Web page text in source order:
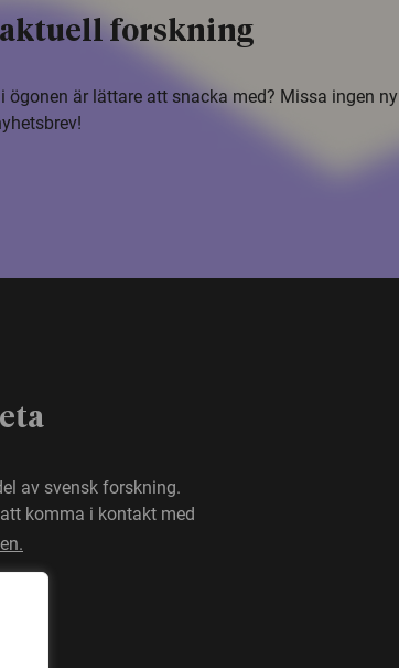
forskning
ögonen är lättare att snacka med? Missa ingen ny
av svensk forskning.
komma i kontakt med